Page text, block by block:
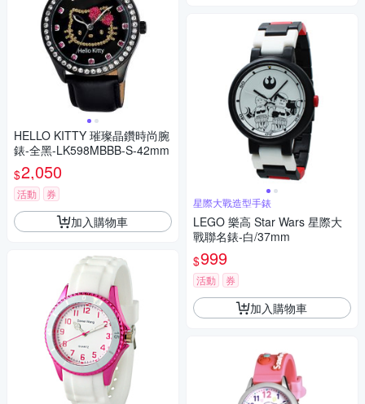
HELLO KITTY 璀璨晶鑽時尚腕
錶-全黑-LK598MBBB-S-42mm
$2,050
活動 券
加入購物車
星際大戰造型手錶
LEGO 樂高 Star Wars 星際大
戰聯名錶-白/37mm
$999
活動 券
加入購物車